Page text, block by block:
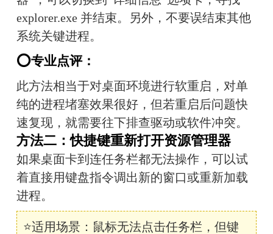
explorer.exe 并结束。另外，不要误结束其他
系统关键进程。
⭕专业点评：
此方法相当于对桌面环境进行软重启，对单
纯的进程堵塞效果很好，但若重启后问题快
速复现，就需要往下排查驱动或软件冲突。
方法二：快捷键重新打开资源管理器
如果桌面卡到连任务栏都无法操作，可以试
着直接用键盘指令调出新的窗口或重新加载
进程。
⭐适用场景：鼠标无法点击任务栏，但键